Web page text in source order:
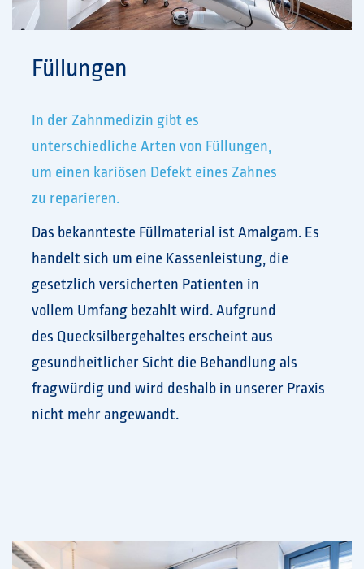
Füllungen
In der Zahnmedizin gibt es
unterschiedliche Arten von Füllungen,
um einen kariösen Defekt eines Zahnes
zu reparieren.
Das bekannteste Füllmaterial ist Amalgam. Es
handelt sich um eine Kassenleistung, die
gesetzlich versicherten Patienten in
vollem Umfang bezahlt wird. Aufgrund
des Quecksilbergehaltes erscheint aus
gesundheitlicher Sicht die Behandlung als
fragwürdig und wird deshalb in unserer Praxis
nicht mehr angewandt.